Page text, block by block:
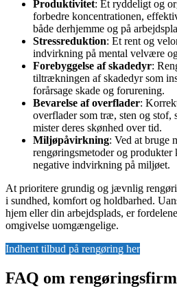
Produktivitet: Et ryddeligt og
forbedre koncentrationen,
både derhjemme og på
Stressreduktion: Et rent og
indvirkning på mental velvære
Forebyggelse af skadedyr:
tiltrækningen af skadedyr som
forårsage skade og forurening.
Bevarelse af overflader:
overflader som træ, sten og stof,
mister deres skønhed over tid.
Miljøpåvirkning: Ved at bruge
rengøringsmetoder og produkter
negative indvirkning på miljøet.
At prioritere grundig og jævnlig
i sundhed, komfort og holdbarhed.
hjem eller din arbejdsplads, er
omgivelse uomgængelige.
Indhent tilbud på rengøring her
FAQ om